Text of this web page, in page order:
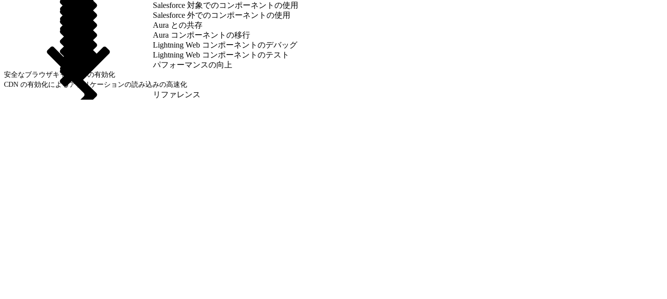
Salesforce 対象でのコンポーネントの使用
Salesforce 外でのコンポーネントの使用
Aura との共存
Aura コンポーネントの移行
Lightning Web コンポーネントのデバッグ
Lightning Web コンポーネントのテスト
パフォーマンスの向上
安全なブラウザキャッシュの有効化
CDN の有効化によるアプリケーションの読み込みの高速化
リファレンス